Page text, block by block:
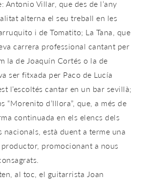
Antonio Villar, que des de l’any
alterna el seu treball en les
i de Tomatito; La Tana, que
carrera professional cantant per
la de Joaquín Cortés o la de
ser fitxada per Paco de Lucía
l’escoltés cantar en un bar sevillà;
“Morenito d’Illora”, que, a més de
continuada en els elencs dels
està duent a terme una
promocionant a nous
al toc, el guitarrista Joan